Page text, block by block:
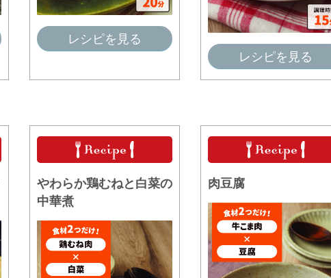
レシピを見る
レシピを見る
やわらか鶏むねと白菜の
中華煮
肉豆腐